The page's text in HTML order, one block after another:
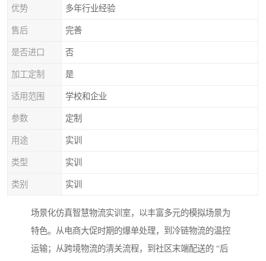
优势 多年行业经验
售后 完善
是否进口 否
加工定制 是
适用范围 学校和企业
参数 定制
用途 实训
类型 实训
类别 实训
场景化仿真智慧物流实训室，以丰富多元的模拟场景为
特色。从电商大促时期的爆单处理，到冷链物流的温控
运输；从跨境物流的清关流程，到社区末端配送的 “后